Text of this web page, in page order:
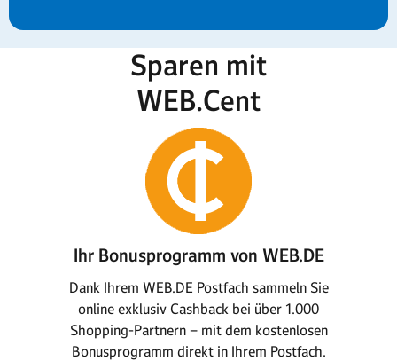
Sparen mit
WEB.Cent
Ihr Bonusprogramm von WEB.DE
Dank Ihrem WEB.DE Postfach sammeln Sie
online exklusiv Cashback bei über 1.000
Shopping-Partnern – mit dem kostenlosen
Bonusprogramm direkt in Ihrem Postfach.